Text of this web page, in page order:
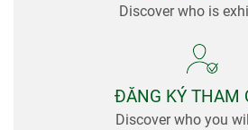
Discover who is
ĐĂNG KÝ THAM
Discover who you